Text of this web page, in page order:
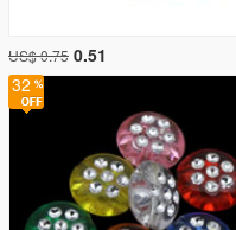
US$ 0.75 0.51
32